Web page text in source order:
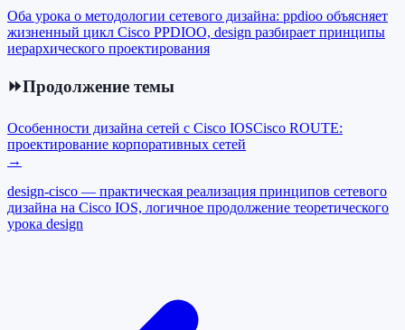
Оба урока о методологии сетевого дизайна: ppdioo объясняет
жизненный цикл Cisco PPDIOO, design разбирает принципы
иерархического проектирования
⏩Продолжение темы
Особенности дизайна сетей c Cisco IOSCisco ROUTE:
проектирование корпоративных сетей
→
design-cisco — практическая реализация принципов сетевого
дизайна на Cisco IOS, логичное продолжение теоретического
урока design